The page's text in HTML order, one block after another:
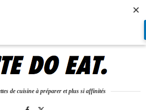
de cuisine à préparer et plus si affinités